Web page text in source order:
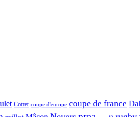
Cotret coupe d'europe coupe de france